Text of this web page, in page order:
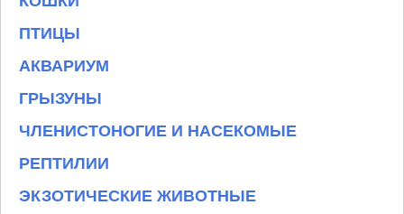
ПТИЦЫ
АКВАРИУМ
ГРЫЗУНЫ
ЧЛЕНИСТОНОГИЕ И НАСЕКОМЫЕ
РЕПТИЛИИ
ЭКЗОТИЧЕСКИЕ ЖИВОТНЫЕ